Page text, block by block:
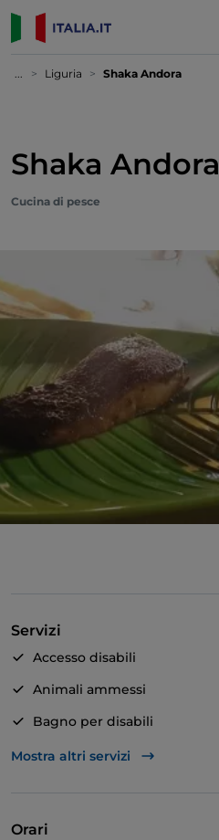
... Liguria Shaka Andora
Shaka Andora
Cucina di pesce
Servizi
Accesso disabili
Animali ammessi
Bagno per disabili
Si parla inglese
Mostra altri servizi
Orari